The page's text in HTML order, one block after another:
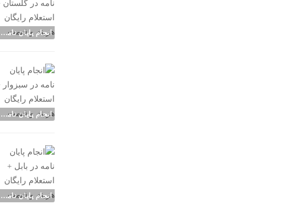
انجام پایان نامه شهرها
انجام پایان نامه شهرها
انجام پایان نامه شهرها